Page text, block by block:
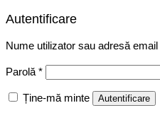
Autentificare
Nume utilizator sau adresă email
Parolă *Obligatoriu
Ține-mă minte Autentificare